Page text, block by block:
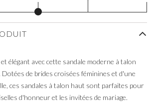
élégant avec cette sandale moderne à talon
Dotées de brides croisées féminines et d'une
ces sandales à talon haut sont parfaites pour
d'honneur et les invitées de mariage.